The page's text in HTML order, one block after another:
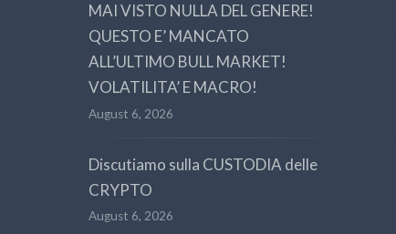
MAI VISTO NULLA DEL GENERE!
QUESTO E’ MANCATO
ALL’ULTIMO BULL MARKET!
VOLATILITA’ E MACRO!
August 6, 2026
Discutiamo sulla CUSTODIA delle
CRYPTO
August 6, 2026